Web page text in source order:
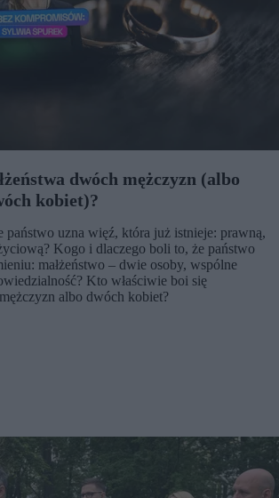
dwóch mężczyzn (albo
kobiet)?
państwo uzna więź, która już istnieje: prawną,
Kogo i dlaczego boli to, że państwo
małżeństwo – dwie osoby, wspólne
Kto właściwie boi się
albo dwóch kobiet?